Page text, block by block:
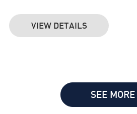
VIEW DETAILS
SEE MORE